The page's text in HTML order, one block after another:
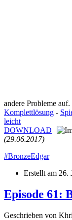
andere Probleme auf.
Komplettlösung -
leicht
DOWNLOAD
(29.06.2017)
#BronzeEdgar
Erstellt am 26.
Episode 61:
Geschrieben von